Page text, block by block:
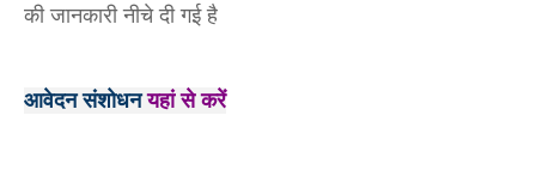
की जानकारी नीचे दी गई है
आवेदन संशोधनयहां से करें